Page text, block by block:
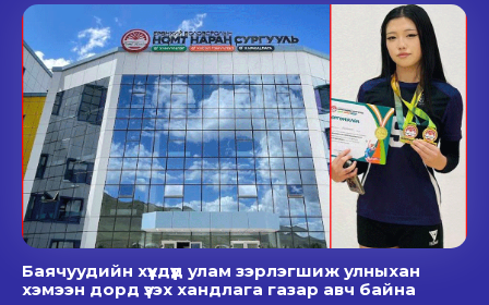
Баячуудийн хүүхдүүд улам зэрлэгшиж улныхан
хэмээн дорд үзэх хандлага газар авч байна